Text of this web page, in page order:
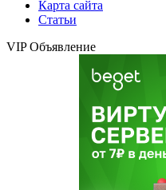
Карта сайта
Статьи
VIP Объявление